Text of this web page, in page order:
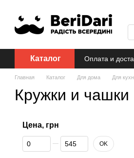
Каталог Оплата и
Главная Каталог Для дома Для
Кружки и чашки
Цена, грн
От Цена, грн
До Цена, грн OK